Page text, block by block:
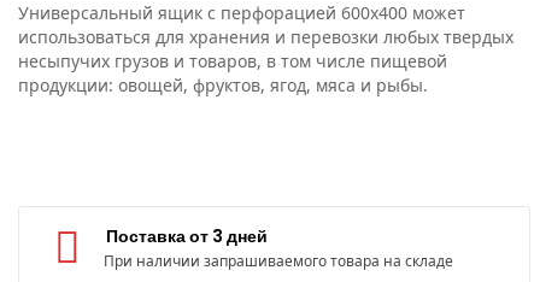
Универсальный ящик с перфорацией 600х400 может
использоваться для хранения и перевозки любых твердых
несыпучих грузов и товаров, в том числе пищевой
продукции: овощей, фруктов, ягод, мяса и рыбы.
Поставка от 3 дней
При наличии запрашиваемого товара на складе